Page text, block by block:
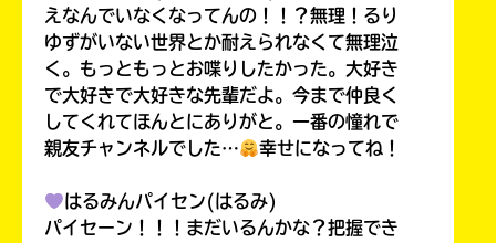
えなんでいなくなってんの！！？無理！るり
ゆずがいない世界とか耐えられなくて無理泣
く。もっともっとお喋りしたかった。大好き
で大好きで大好きな先輩だよ。今まで仲良く
してくれてほんとにありがと。一番の憧れで
親友チャンネルでした…
幸せになってね！
はるみんパイセン(はるみ)
パイセーン！！！まだいるんかな？把握でき